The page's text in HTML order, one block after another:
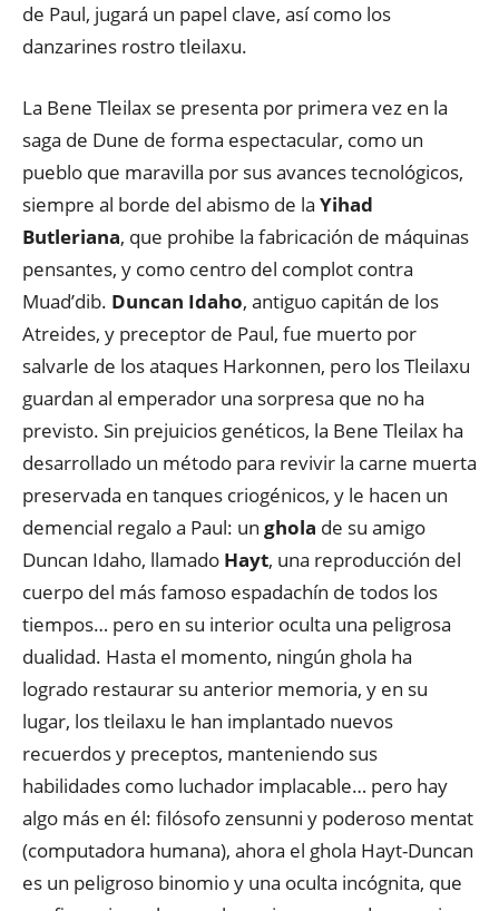
de Paul, jugará un papel clave, así como los
danzarines rostro tleilaxu.
La Bene Tleilax se presenta por primera vez en la
saga de Dune de forma espectacular, como un
pueblo que maravilla por sus avances tecnológicos,
siempre al borde del abismo de la Yihad
Butleriana, que prohibe la fabricación de máquinas
pensantes, y como centro del complot contra
Muad’dib. Duncan Idaho, antiguo capitán de los
Atreides, y preceptor de Paul, fue muerto por
salvarle de los ataques Harkonnen, pero los Tleilaxu
guardan al emperador una sorpresa que no ha
previsto. Sin prejuicios genéticos, la Bene Tleilax ha
desarrollado un método para revivir la carne muerta
preservada en tanques criogénicos, y le hacen un
demencial regalo a Paul: un ghola de su amigo
Duncan Idaho, llamado Hayt, una reproducción del
cuerpo del más famoso espadachín de todos los
tiempos… pero en su interior oculta una peligrosa
dualidad. Hasta el momento, ningún ghola ha
logrado restaurar su anterior memoria, y en su
lugar, los tleilaxu le han implantado nuevos
recuerdos y preceptos, manteniendo sus
habilidades como luchador implacable… pero hay
algo más en él: filósofo zensunni y poderoso mentat
(computadora humana), ahora el ghola Hayt-Duncan
es un peligroso binomio y una oculta incógnita, que